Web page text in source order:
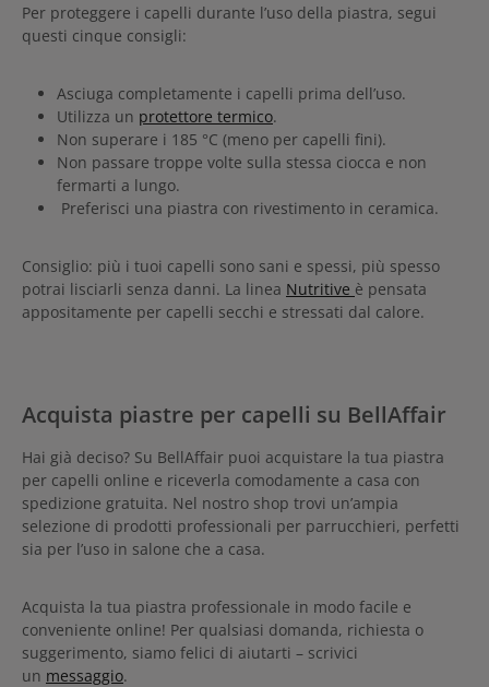
Per proteggere i capelli durante l’uso della piastra, segui
questi cinque consigli:
Asciuga completamente i capelli prima dell’uso.
Utilizza un protettore termico.
Non superare i 185 °C (meno per capelli fini).
Non passare troppe volte sulla stessa ciocca e non
fermarti a lungo.
Preferisci una piastra con rivestimento in ceramica.
Consiglio: più i tuoi capelli sono sani e spessi, più spesso
potrai lisciarli senza danni. La linea Nutritive è pensata
appositamente per capelli secchi e stressati dal calore.
Acquista piastre per capelli su BellAffair
Hai già deciso? Su BellAffair puoi acquistare la tua piastra
per capelli online e riceverla comodamente a casa con
spedizione gratuita. Nel nostro shop trovi un’ampia
selezione di prodotti professionali per parrucchieri, perfetti
sia per l’uso in salone che a casa.
Acquista la tua piastra professionale in modo facile e
conveniente online! Per qualsiasi domanda, richiesta o
suggerimento, siamo felici di aiutarti – scrivici
un messaggio.